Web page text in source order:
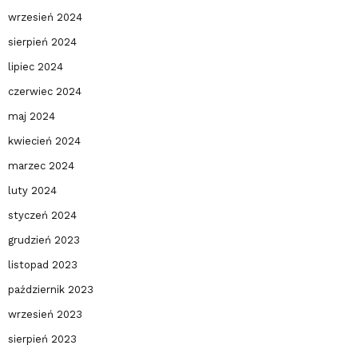
wrzesień 2024
sierpień 2024
lipiec 2024
czerwiec 2024
maj 2024
kwiecień 2024
marzec 2024
luty 2024
styczeń 2024
grudzień 2023
listopad 2023
październik 2023
wrzesień 2023
sierpień 2023